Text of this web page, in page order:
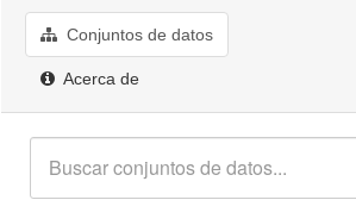
Acerca deConjuntos de datos
Acerca de